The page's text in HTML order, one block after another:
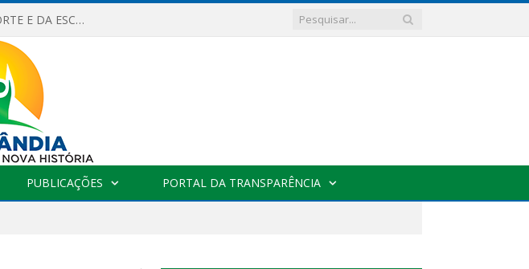
OBRAS DA QUADRA POLIESPORTIVA DO KM 85 NORTE E DA ESCOLA GASPAR VIANA AVANÇAM
PUBLICAÇÕES PORTAL DA TRANSPARÊNCIA